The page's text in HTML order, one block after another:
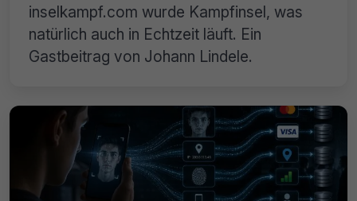
inselkampf.com wurde Kampfinsel, was
natürlich auch in Echtzeit läuft. Ein
Gastbeitrag von Johann Lindele.